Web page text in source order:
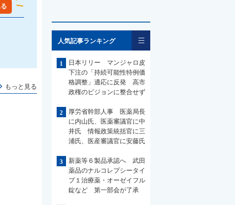
もっと見る
人気記事ランキング
1
日本リリー マンジャロ皮
下注の「持続可能性特例価
格調整」適応に反発 高市
政権のビジョンに整合せず
2
厚労省幹部人事 医薬局長
に内山氏、医薬審議官に中
井氏 情報政策統括官に三
浦氏、医産審議官に安藤氏
3
新薬等６製品承認へ 武田
薬品のナルコレプシータイ
プ１治療薬・オーゼイフル
錠など 第一部会が了承